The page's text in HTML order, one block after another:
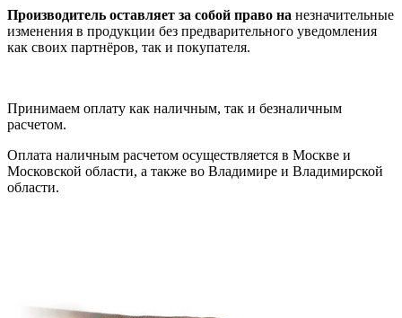
Производитель оставляет за собой право на незначительные
изменения в продукции без предварительного уведомления
как своих партнёров, так и покупателя.
Принимаем оплату как наличным, так и безналичным
расчетом.
Оплата наличным расчетом осуществляется в Москве и
Московской области, а также во Владимире и Владимирской
области.